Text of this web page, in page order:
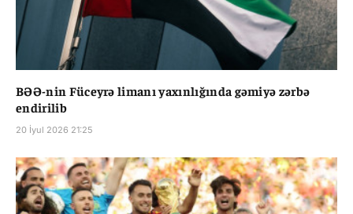
BƏƏ-nin Füceyrə limanı yaxınlığında gəmiyə zərbə
endirilib
20 İyul 2026 21:25